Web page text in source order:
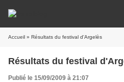
Accueil » Résultats du festival d'Argelès
Résultats du festival
Publié le 15/09/2009 à 21:07